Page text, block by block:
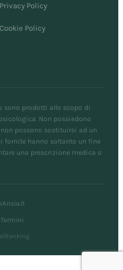
Privacy Policy
Cookie Policy
sono prodotti allo scopo di
Non possiedono
possono sostituirsi ad un
fornite hanno soltanto un fine
una prescrizione medica o
Termini